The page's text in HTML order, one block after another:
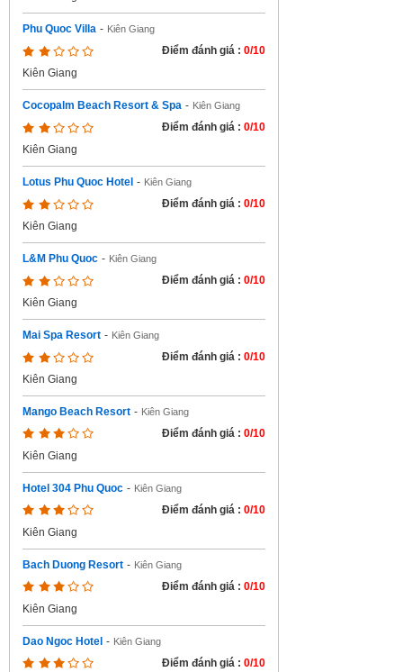
Phu Quoc Villa - Kiên Giang
Điểm đánh giá : 0/10
Kiên Giang
Cocopalm Beach Resort & Spa - Kiên Giang
Điểm đánh giá : 0/10
Kiên Giang
Lotus Phu Quoc Hotel - Kiên Giang
Điểm đánh giá : 0/10
Kiên Giang
L&M Phu Quoc - Kiên Giang
Điểm đánh giá : 0/10
Kiên Giang
Mai Spa Resort - Kiên Giang
Điểm đánh giá : 0/10
Kiên Giang
Mango Beach Resort - Kiên Giang
Điểm đánh giá : 0/10
Kiên Giang
Hotel 304 Phu Quoc - Kiên Giang
Điểm đánh giá : 0/10
Kiên Giang
Bach Duong Resort - Kiên Giang
Điểm đánh giá : 0/10
Kiên Giang
Dao Ngoc Hotel - Kiên Giang
Điểm đánh giá : 0/10